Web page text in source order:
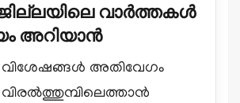
വാർത്തകൾ
അറിയാൻ
വിശേഷങ്ങൾ അതിവേഗം
വിരൽത്തുമ്പിലെത്താൻ